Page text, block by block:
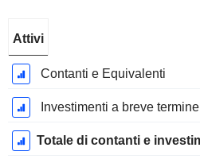
Fiscale:
Gennaio
Attivi
Contanti e Equivalenti
Investimenti a breve termine